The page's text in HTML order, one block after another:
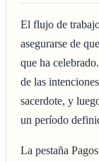
El flujo de
asegurarse de
que ha
de las
sacerdote, y
un período
La pestaña